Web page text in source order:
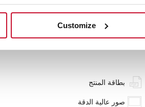
Customize
بطاقة المنتج
صور عالية الدقة